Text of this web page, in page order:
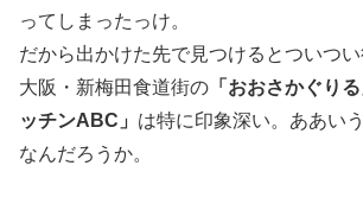
ってしまったっけ。
だから出かけた先で見つけるとついつい
大阪・新梅田食道街の 「おおさかぐりる
ッチンABC」 は特に印象深い。ああい
なんだろうか。